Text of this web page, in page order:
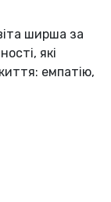
ширша за
які
емпатію,